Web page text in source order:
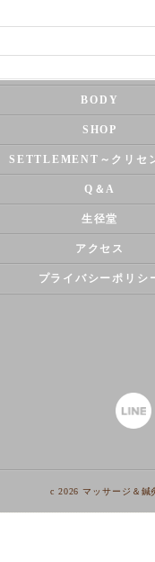
BODY
SHOP
Q＆A
生径堂
アクセス
プライバシーポリシ
c 2026 マッサージ＆鍼